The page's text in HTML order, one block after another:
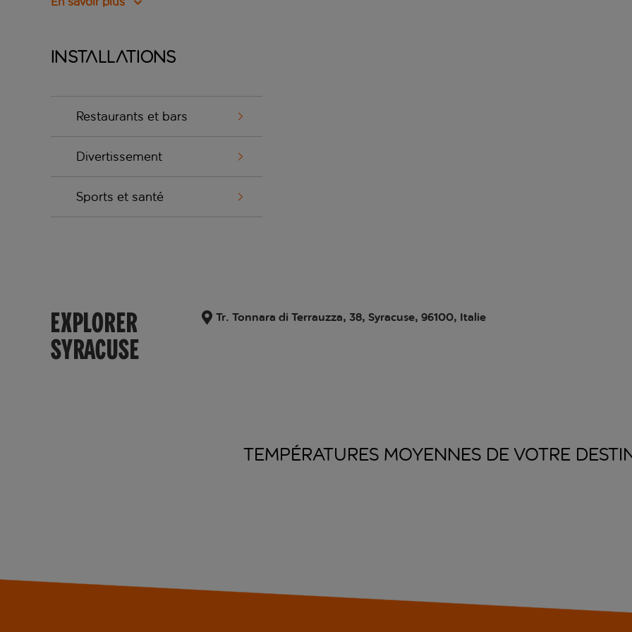
Installations
Restaurants et bars
Divertissement
Sports et santé
EXPLORER
SYRACUSE
Tr. Tonnara di Terrauzza, 38, Syracuse, 96100, Italie
TEMPÉRATURES MOYENNES DE VOTRE